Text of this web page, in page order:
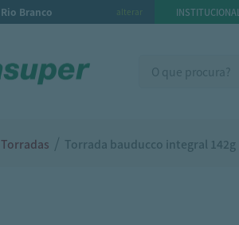
Rio Branco alterar INSTITUCIONAL
Torradas / Torrada bauducco integral 142g